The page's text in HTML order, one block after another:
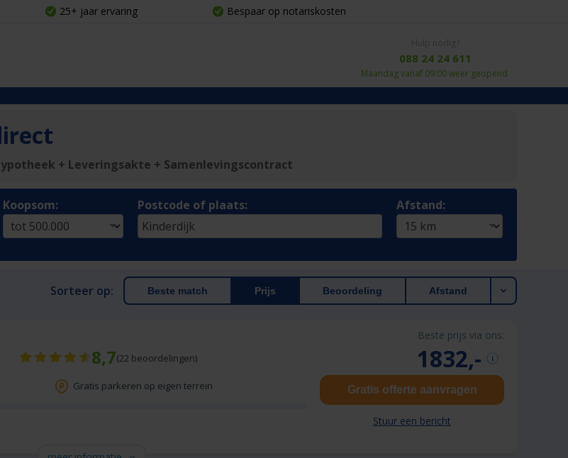
25+ jaar ervaring Bespaar op notariskosten
088 24 24 611
Maandag vanaf 09:00 weer geopend
+ Leveringsakte + Samenlevingscontract
Koopsom: Postcode of plaats: Afstand:
Sorteer op: Beste match Prijs Beoordeling Afstand
Beste prijs via ons:
1832,-
8,7(22 beoordelingen)
Gratis parkeren op eigen terrein Gratis offerte aanvragen
Stuur een bericht